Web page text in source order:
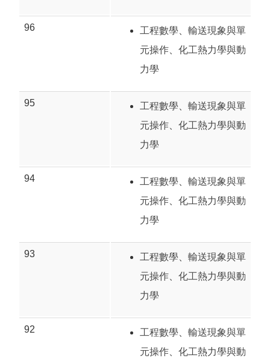
96 工程數學
輸送現象與單
元操作
化工熱力學與動
力學
95 工程數學
輸送現象與單
元操作
化工熱力學與動
力學
94 工程數學
輸送現象與單
元操作
化工熱力學與動
力學
93 工程數學
輸送現象與單
元操作
化工熱力學與動
力學
92 工程數學
輸送現象與單
元操作
化工熱力學與動